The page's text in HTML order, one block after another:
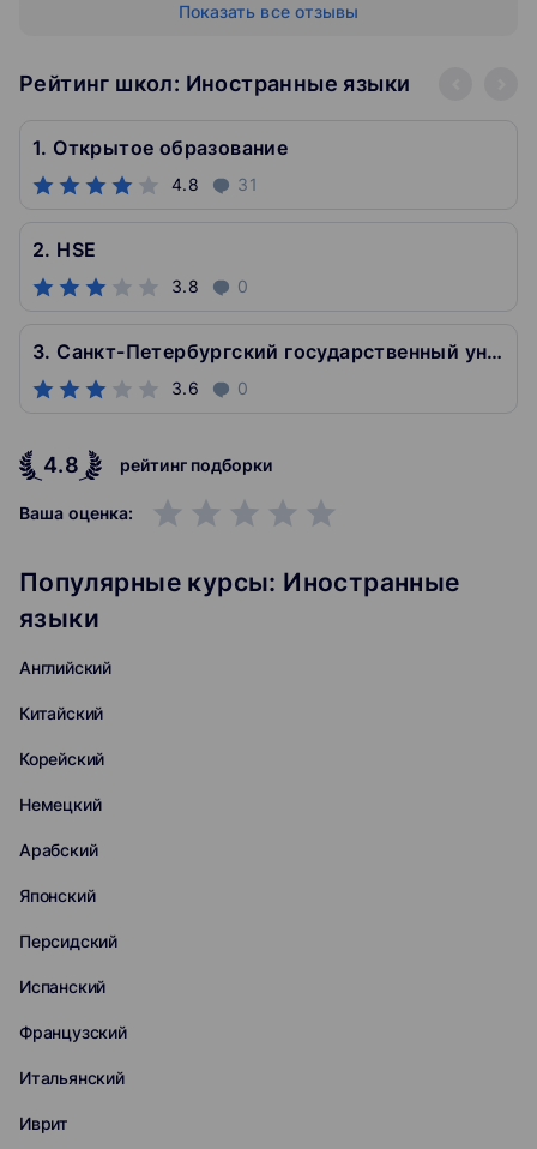
Показать все отзывы
Рейтинг школ: Иностранные языки
1. Открытое образование
4.8 31
2. HSE
3.8 0
3. Санкт-Петербургский государственный университет
3.6 0
4.8 рейтинг подборки
Ваша оценка: grade grade grade grade grade
Популярные курсы: Иностранные
языки
Английский
Китайский
Корейский
Немецкий
Арабский
Японский
Персидский
Испанский
Французский
Итальянский
Иврит